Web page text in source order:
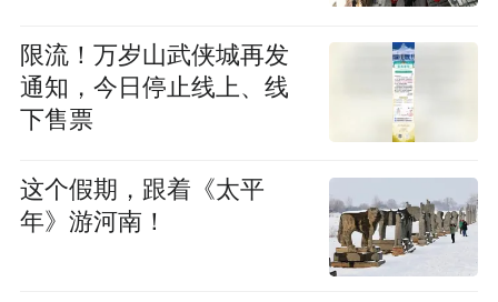
限流！万岁山武侠城再发
通知，今日停止线上、线
下售票
这个假期，跟着《太平
年》游河南！